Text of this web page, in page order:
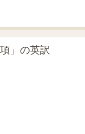
」の英訳